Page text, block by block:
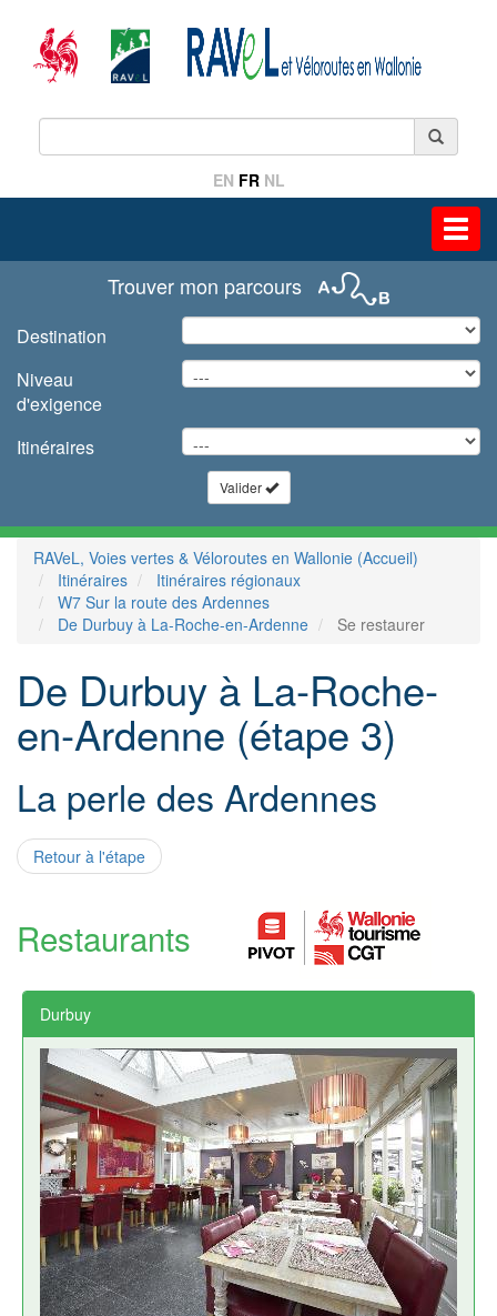
EN FR NL
Trouver mon parcours
Destination
Niveau
d'exigence
Itinéraires
Valider
RAVeL, Voies vertes & Véloroutes en Wallonie (Accueil)
Itinéraires
Itinéraires régionaux
W7 Sur la route des Ardennes
De Durbuy à La-Roche-en-Ardenne
Se restaurer
De Durbuy à La-Roche-
en-Ardenne (étape 3)
La perle des Ardennes
Retour à l'étape
Restaurants
Durbuy